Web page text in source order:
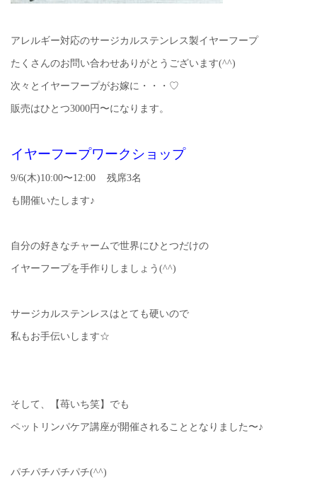
アレルギー対応のサージカルステンレス製イヤーフープ
たくさんのお問い合わせありがとうございます(^^)
次々とイヤーフープがお嫁に・・・♡
販売はひとつ3000円〜になります。
イヤーフープワークショップ
9/6(木)10:00〜12:00 残席3名
も開催いたします♪
自分の好きなチャームで世界にひとつだけの
イヤーフープを手作りしましょう(^^)
サージカルステンレスはとても硬いので
私もお手伝いします☆
そして、【苺いち笑】でも
ペットリンパケア講座が開催されることとなりました〜♪
パチパチパチパチ(^^)